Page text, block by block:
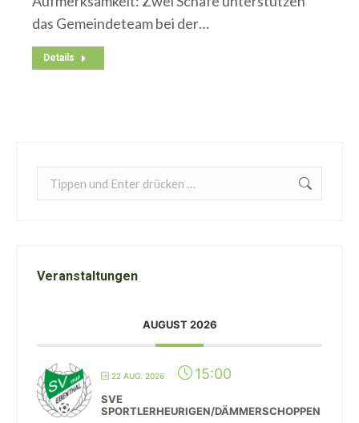
das Gemeindeteam bei der…
Details
Search:
Veranstaltungen
AUGUST 2026
22 AUG. 2026 15:00
SVE
SPORTLERHEURIGEN/DÄMMERSCHOPPEN